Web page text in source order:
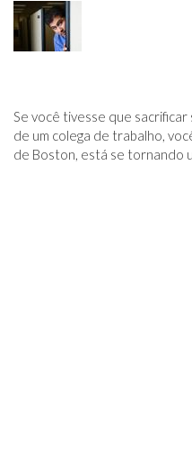
COMEÇA
COM
Se você tivesse que sacrificar
de um colega de trabalho,
de Boston, está se tornando